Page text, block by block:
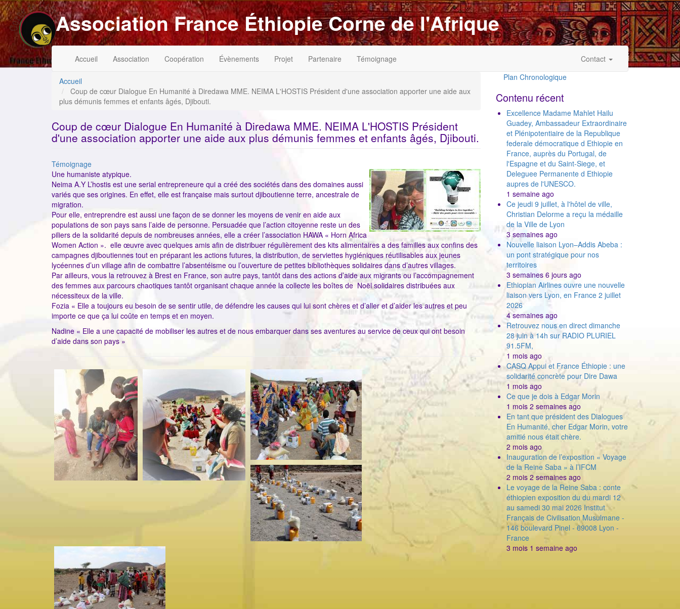
Aller
au
contenu
principal
Association France Éthiopie Corne de l'Afrique
principale
Accueil Association Coopération Évènements Projet Partenaire Témoignage
du
de
l'utilisateur
Contact
Accueil
Coup de cœur Dialogue En Humanité à Diredawa MME. NEIMA L'HOSTIS Président d'une association apporter une aide aux
plus démunis femmes et enfants âgés, Djibouti.
Coup de cœur Dialogue En Humanité à Diredawa MME. NEIMA L'HOSTIS Président
d'une association apporter une aide aux plus démunis femmes et enfants âgés, Djibouti.
Catégorie
Témoignage
ImageenAvant
Une humaniste atypique.
Neima A.Y L’hostis est une serial entrepreneure qui a créé des sociétés dans des domaines aussi
variés que ses origines. En effet, elle est française mais surtout djiboutienne terre, ancestrale de
migration.
Pour elle, entreprendre est aussi une façon de se donner les moyens de venir en aide aux
populations de son pays sans l’aide de personne. Persuadée que l’action citoyenne reste un des
piliers de la solidarité depuis de nombreuses années, elle a créer l’association HAWA « Horn Africa
Women Action ». elle œuvre avec quelques amis afin de distribuer régulièrement des kits alimentaires a des familles aux confins des
campagnes djiboutiennes tout en préparant les actions futures, la distribution, de serviettes hygiéniques réutilisables aux jeunes
lycéennes d’un village afin de combattre l’absentéisme ou l’ouverture de petites bibliothèques solidaires dans d’autres villages.
Par ailleurs, vous la retrouvez à Brest en France, son autre pays, tantôt dans des actions d’aide aux migrants ou l’accompagnement
des femmes aux parcours chaotiques tantôt organisant chaque année la collecte les boîtes de Noël solidaires distribuées aux
nécessiteux de la ville.
Fozia « Elle a toujours eu besoin de se sentir utile, de défendre les causes qui lui sont chères et d’aller et d’aider les autres et peu
importe ce que ça lui coûte en temps et en moyen.
Nadine « Elle a une capacité de mobiliser les autres et de nous embarquer dans ses aventures au service de ceux qui ont besoin
d’aide dans son pays »
Plan Chronologique
Contenu récent
Excellence Madame Mahlet Hailu
Guadey, Ambassadeur Extraordinaire
et Plénipotentiaire de la Republique
federale démocratique d Ethiopie en
France, auprès du Portugal, de
l'Espagne et du Saint-Siege, et
Deleguee Permanente d Ethiopie
aupres de l'UNESCO.
1 semaine ago
Ce jeudi 9 juillet, à l'hôtel de ville,
Christian Delorme a reçu la médaille
de la Ville de Lyon
3 semaines ago
Nouvelle liaison Lyon–Addis Abeba :
un pont stratégique pour nos
territoires
3 semaines 6 jours ago
Ethiopian Airlines ouvre une nouvelle
liaison vers Lyon, en France 2 juillet
2026
4 semaines ago
Retrouvez nous en direct dimanche
28 juin à 14h sur RADIO PLURIEL
91.5FM,
1 mois ago
CASQ Appui et France Éthiopie : une
solidarité concrète pour Dire Dawa
1 mois ago
Ce que je dois à Edgar Morin
1 mois 2 semaines ago
En tant que président des Dialogues
En Humanité, cher Edgar Morin, votre
amitié nous était chère.
2 mois ago
Inauguration de l’exposition « Voyage
de la Reine Saba » à l’IFCM
2 mois 2 semaines ago
Le voyage de la Reine Saba : conte
éthiopien exposition du du mardi 12
au samedi 30 mai 2026 Institut
Français de Civilisation Musulmane -
146 boulevard Pinel - 69008 Lyon -
France
3 mois 1 semaine ago